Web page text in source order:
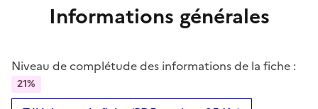
Informations générales
Niveau de complétude des informations de la fiche :
21%